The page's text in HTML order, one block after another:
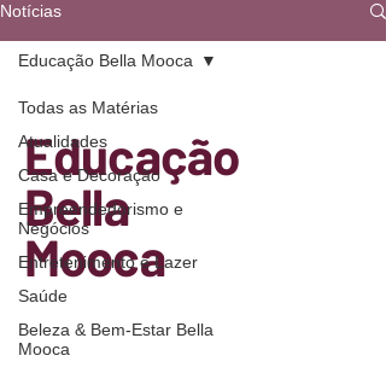
Notícias
Todas as Matérias
Atualidades
Casa e Decoração
Empreendedorismo e
Negócios
Entretenimento e Lazer
Saúde
Beleza & Bem-Estar Bella
Mooca
Educação Bella Mooca
Educação
Bella
Mooca